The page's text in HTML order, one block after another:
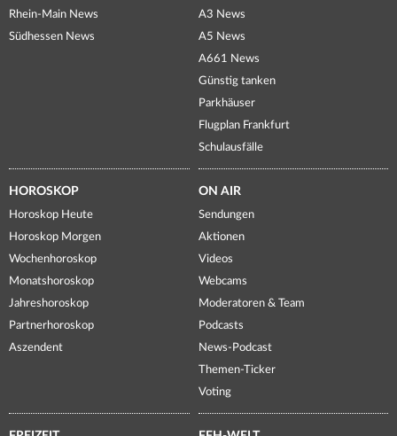
Rhein-Main News
Südhessen News
A3 News
A5 News
A661 News
Günstig tanken
Parkhäuser
Flugplan Frankfurt
Schulausfälle
HOROSKOP
Horoskop Heute
Horoskop Morgen
Wochenhoroskop
Monatshoroskop
Jahreshoroskop
Partnerhoroskop
Aszendent
ON AIR
Sendungen
Aktionen
Videos
Webcams
Moderatoren & Team
Podcasts
News-Podcast
Themen-Ticker
Voting